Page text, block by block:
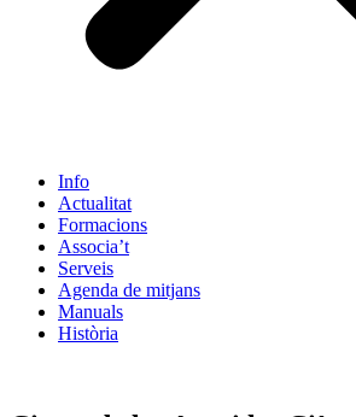
Info
Actualitat
Formacions
Associa’t
Serveis
Agenda de mitjans
Manuals
Història